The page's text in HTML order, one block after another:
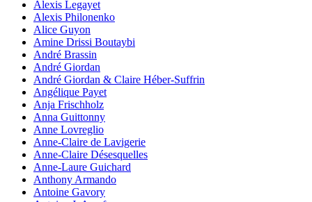
Alexis Legayet
Alexis Philonenko
Alice Guyon
Amine Drissi Boutaybi
André Brassin
André Giordan
André Giordan & Claire Héber-Suffrin
Angélique Payet
Anja Frischholz
Anna Guittonny
Anne Lovreglio
Anne-Claire de Lavigerie
Anne-Claire Désesquelles
Anne-Laure Guichard
Anthony Armando
Antoine Gavory